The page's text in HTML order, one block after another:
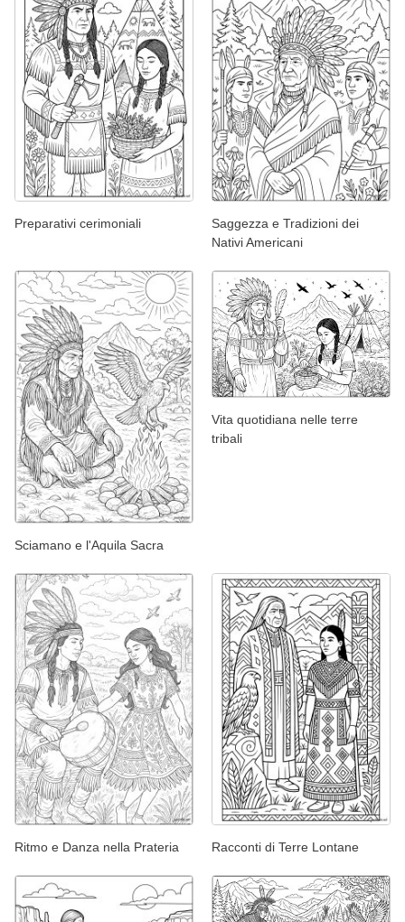
Preparativi cerimoniali
Saggezza e Tradizioni dei
Nativi Americani
Sciamano e l'Aquila Sacra
Vita quotidiana nelle terre
tribali
Ritmo e Danza nella Prateria Racconti di Terre Lontane